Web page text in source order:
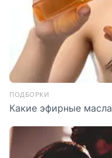
ПОДБОРКИ
Какие эфирные